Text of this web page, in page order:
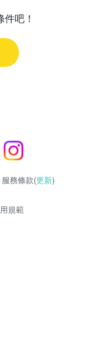
吧！
務條款(更新)
規範